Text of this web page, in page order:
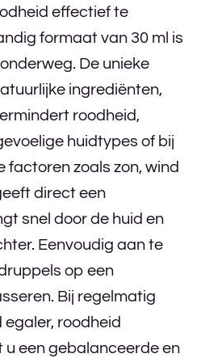
effectief te
formaat van 30 ml is
De unieke
ingrediënten,
roodheid,
huidtypes of bij
factoren zoals zon, wind
direct een
snel door de huid en
Eenvoudig aan te
op een
Bij regelmatig
roodheid
een gebalanceerde en